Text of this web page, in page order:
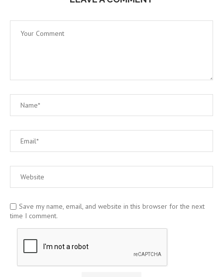
Save my name, email, and website in this browser for the next
time I comment.